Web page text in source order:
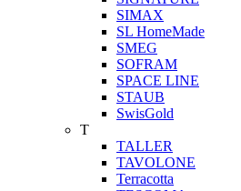
SIMAX
SL HomeMade
SMEG
SOFRAM
SPACE LINE
STAUB
SwisGold
T
TALLER
TAVOLONE
Terracotta